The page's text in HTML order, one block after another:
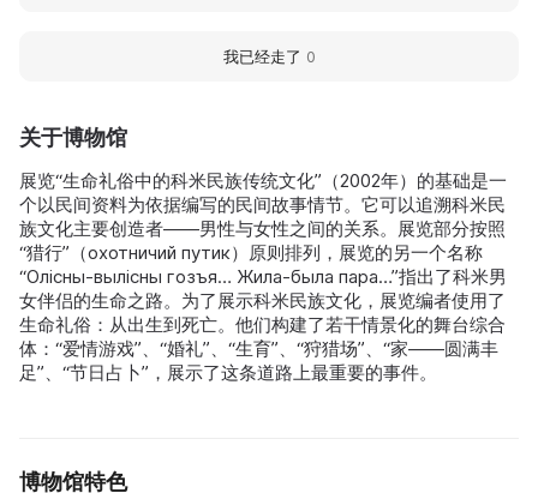
关于博物馆
展览“生命礼俗中的科米民族传统文化”（2002年）的基础是一
个以民间资料为依据编写的民间故事情节。它可以追溯科米民
族文化主要创造者——男性与女性之间的关系。展览部分按照
“猎行”（охотничий путик）原则排列，展览的另一个名称
“Олiсны-вылiсны гозъя… Жила-была пара…”指出了科米男
女伴侣的生命之路。为了展示科米民族文化，展览编者使用了
生命礼俗：从出生到死亡。他们构建了若干情景化的舞台综合
体：“爱情游戏”、“婚礼”、“生育”、“狩猎场”、“家——圆满丰
足”、“节日占卜”，展示了这条道路上最重要的事件。
博物馆特色
我已经走了 0